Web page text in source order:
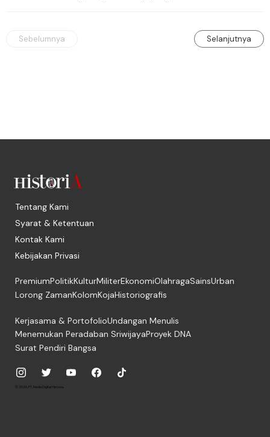
Sebelumnya Selanjutnya
Tentang Kami
Syarat & Ketentuan
Kontak Kami
Kebijakan Privasi
PremiumPolitikKulturMiliterEkonomiOlahragaSainsUrban
Lorong ZamanKolomKojaHistoriografis
Kerjasama & PortofolioUndangan Menulis
Menemukan Peradaban SriwijayaProyek DNA
Surat Pendiri Bangsa
© 2026, PT. Media Digital Historia.